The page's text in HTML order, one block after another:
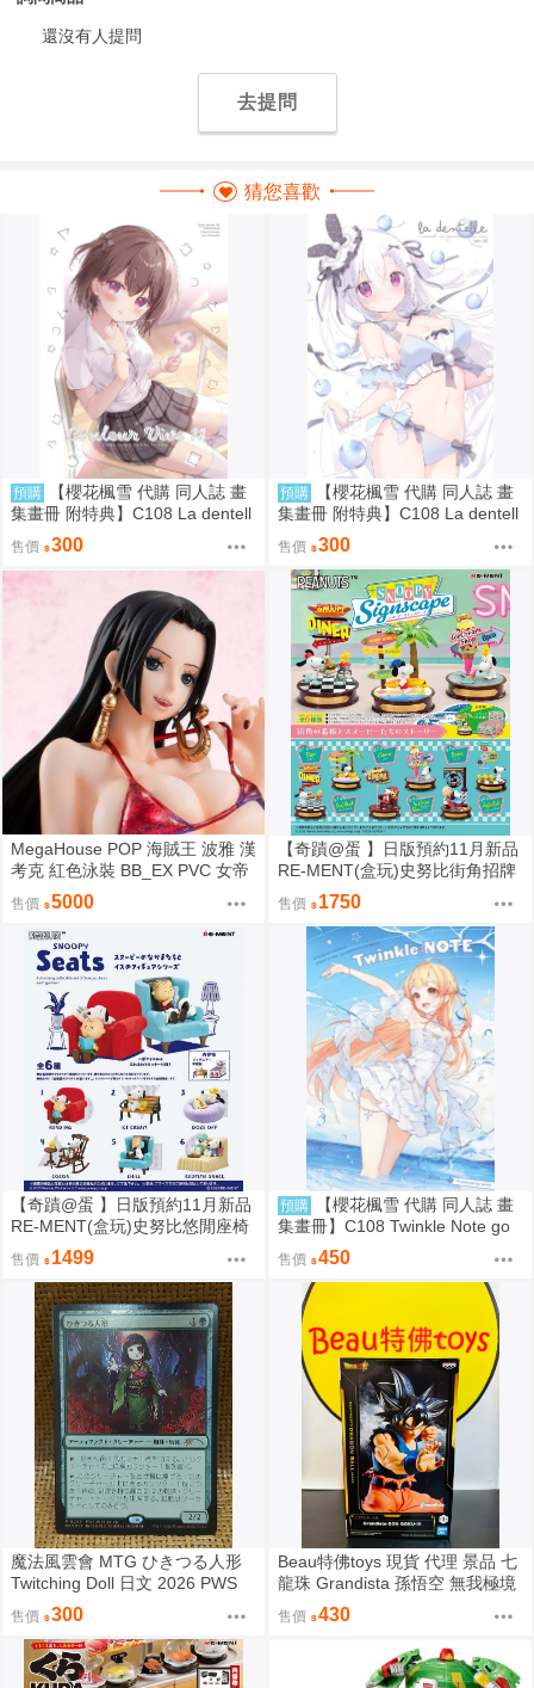
還沒有人提問
去提問
猜您喜歡
預購
【櫻花楓雪 代購 同人誌 畫
集畫冊 附特典】C108 La dentell
e12 宮坂なこ
售價 300
預購
【櫻花楓雪 代購 同人誌 畫
集畫冊 附特典】C108 La dentell
e12 宮坂みゆ
售價 300
MegaHouse POP 海賊王 波雅 漢
考克 紅色泳裝 BB_EX PVC 女帝
蛇姬 航海王 15周年 全新現貨
售價 5000
【奇蹟@蛋 】日版預約11月新品
RE-MENT(盒玩)史努比街角招牌
場景 中盒販售
售價 1750
【奇蹟@蛋 】日版預約11月新品
RE-MENT(盒玩)史努比悠閒座椅
場景 中盒販售
售價 1499
預購
【櫻花楓雪 代購 同人誌 畫
集畫冊】C108 Twinkle Note go
mzi 音乃瀬奏 hololive
售價 450
魔法風雲會 MTG ひきつる人形
Twitching Doll 日文 2026 PWS
參加賞 Promo
售價 300
Beau特佛toys 現貨 代理 景品 七
龍珠 Grandista 孫悟空 無我極境
自在極意 兆 0206
售價 430